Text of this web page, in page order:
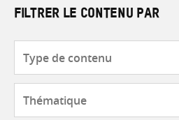
FILTRER LE CONTENU PAR